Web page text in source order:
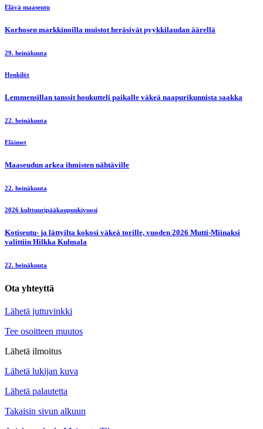
Elävä maaseutu
Korhosen markkinoilla muistot heräsivät pyykkilaudan äärellä
29. heinäkuuta
Henkilöt
Lemmensillan tanssit houkutteli paikalle väkeä naapurikunnista saakka
22. heinäkuuta
Eläimet
Maaseudun arkea ihmisten nähtäville
22. heinäkuuta
2026 kulttuuripääkaupunkivuosi
Kotiseutu- ja lättyilta kokosi väkeä torille, vuoden 2026 Mutti-Miinaksi
valittiin Hilkka Kulmala
22. heinäkuuta
Ota yhteyttä
Lähetä juttuvinkki
Tee osoitteen muutos
Lähetä ilmoitus
Lähetä lukijan kuva
Lähetä palautetta
Takaisin sivun alkuun